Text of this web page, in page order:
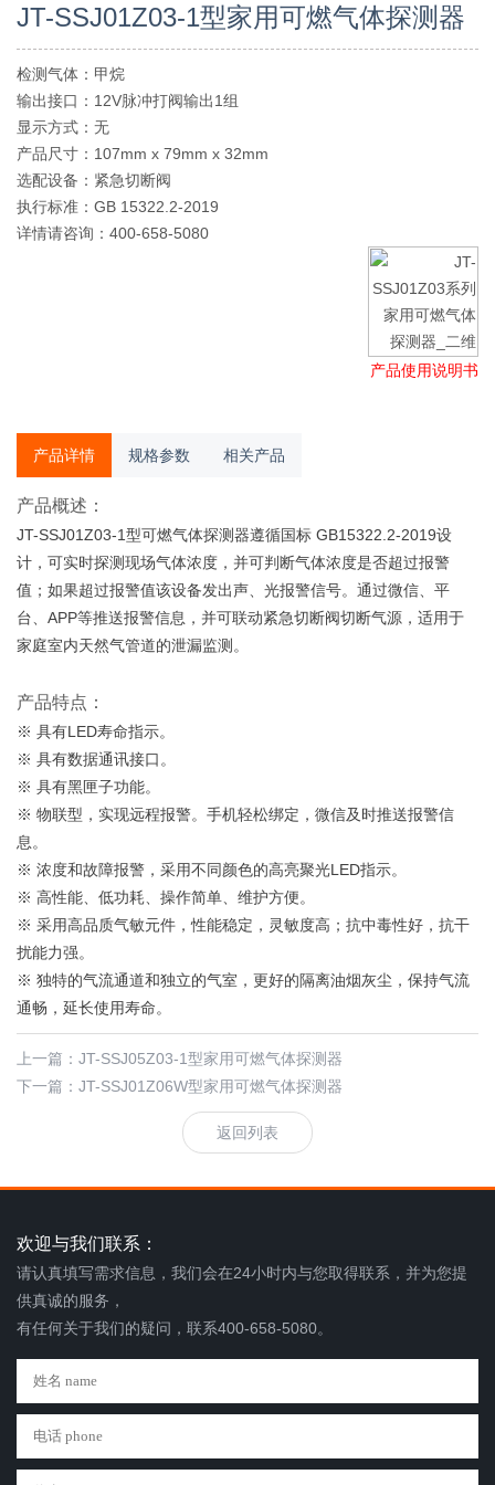
JT-SSJ01Z03-1型家用可燃气体探测器
检测气体：甲烷
输出接口：12V脉冲打阀输出1组
显示方式：无
产品尺寸： 107mm x 79mm x 32mm
选配设备：紧急切断阀
执行标准：GB 15322.2-2019
详情请咨询：400-658-5080
产品使用说明书
产品详情 规格参数 相关产品
产品概述：
JT-SSJ01Z03-1型可燃气体探测器遵循国标 GB15322.2-2019设
计，可实时探测现场气体浓度，并可判断气体浓度是否超过报警
值；如果超过报警值该设备发出声、光报警信号。通过微信、平
台、APP等推送报警信息，并可联动紧急切断阀切断气源，适用于
家庭室内天然气管道的泄漏监测。
产品特点：
※ 具有LED寿命指示。
※ 具有数据通讯接口。
※ 具有黑匣子功能。
※ 物联型，实现远程报警。手机轻松绑定，微信及时推送报警信
息。
※ 浓度和故障报警，采用不同颜色的高亮聚光LED指示。
※ 高性能、低功耗、操作简单、维护方便。
※ 采用高品质气敏元件，性能稳定，灵敏度高；抗中毒性好，抗干
扰能力强。
※ 独特的气流通道和独立的气室，更好的隔离油烟灰尘，保持气流
通畅，延长使用寿命。
上一篇： JT-SSJ05Z03-1型家用可燃气体探测器
下一篇： JT-SSJ01Z06W型家用可燃气体探测器
返回列表
欢迎与我们联系：
请认真填写需求信息，我们会在24小时内与您取得联系，并为您提
供真诚的服务，
有任何关于我们的疑问，联系400-658-5080。